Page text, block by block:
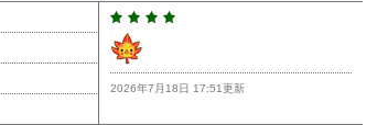
2026年7月18日 17:51更新